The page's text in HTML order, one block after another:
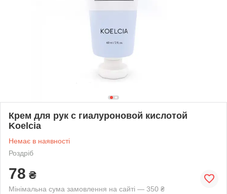
Крем для рук с гиалуроновой кислотой
Koelcia
Немає в наявності
Роздріб
78 ₴
Мінімальна сума замовлення на сайті — 350 ₴